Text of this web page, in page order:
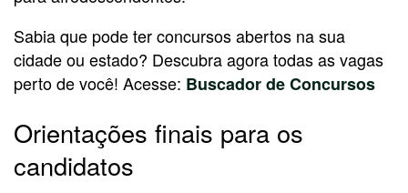
Sabia que pode ter concursos abertos na sua
cidade ou estado? Descubra agora todas as vagas
perto de você! Acesse: Buscador de Concursos
Orientações finais para os
candidatos